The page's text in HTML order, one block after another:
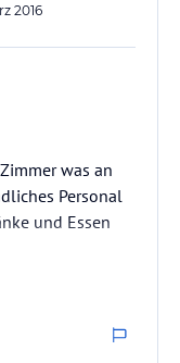
2016
was an
Personal
und Essen